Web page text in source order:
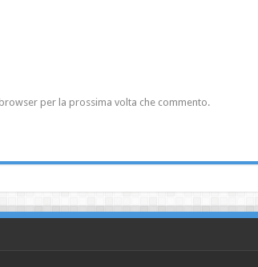
per la prossima volta che commento.